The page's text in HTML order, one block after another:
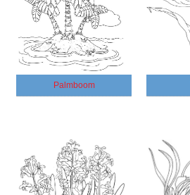
Palmboom